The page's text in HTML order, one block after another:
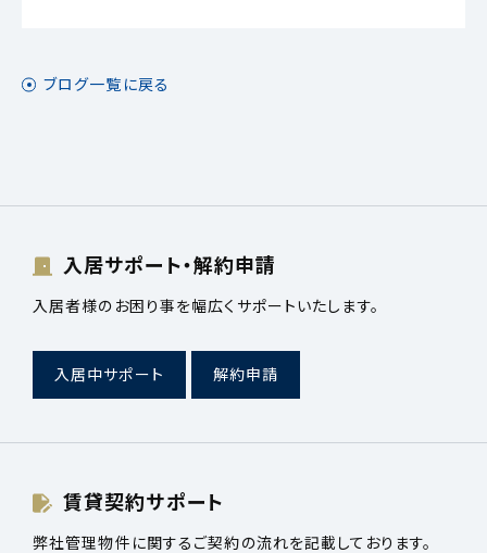
ブログ一覧に戻る
入居サポート・解約申請
入居者様のお困り事を幅広くサポートいたします。
入居中サポート 解約申請
賃貸契約サポート
弊社管理物件に関するご契約の流れを記載しております。